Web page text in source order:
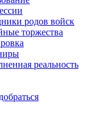
родов войск
торжества
реальность